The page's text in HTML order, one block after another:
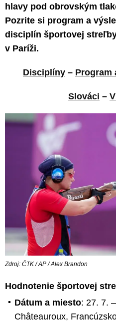
hlavy pod obrovským
Pozrite si program a
disciplín športovej
v Paríži.
Disciplíny – Program
Slováci –
Zdroj: ČTK / AP / Alex Brandon
Hodnotenie športovej
Dátum a miesto: 27. 7.
Châteauroux,